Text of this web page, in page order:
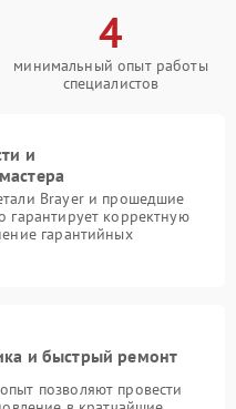
4
минимальный опыт работы
специалистов
и
Brayer и прошедшие
гарантирует корректную
гарантийных
и быстрый ремонт
позволяют провести